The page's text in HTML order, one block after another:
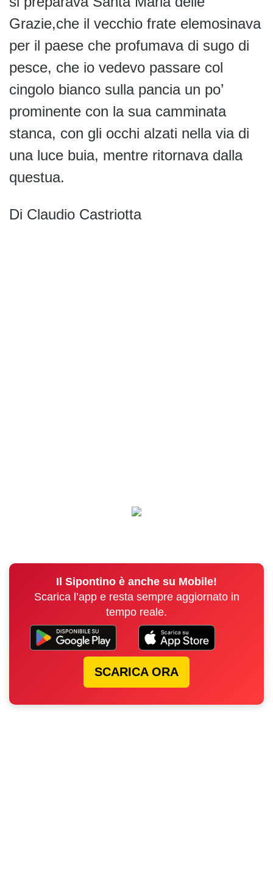
Grazie,che il vecchio frate elemosinava
per il paese che profumava di sugo di
pesce, che io vedevo passare col
cingolo bianco sulla pancia un po’
prominente con la sua camminata
stanca, con gli occhi alzati nella via di
una luce buia, mentre ritornava dalla
questua.
Di Claudio Castriotta
Il Sipontino è anche su Mobile!
Scarica l’app e resta sempre aggiornato in
tempo reale.
SCARICA ORA